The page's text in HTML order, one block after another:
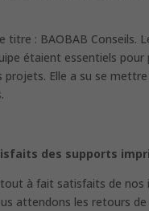
titre : BAOBAB Conseils.
étaient essentiels pour
projets. Elle a su se
des supports
à fait satisfaits de nos
attendons les retours de